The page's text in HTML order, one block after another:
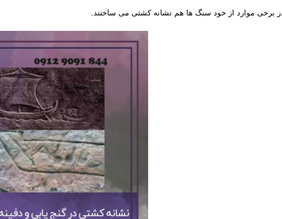
برخی موارد از خود سنگ ها هم نشانه کشتی می ساختند.